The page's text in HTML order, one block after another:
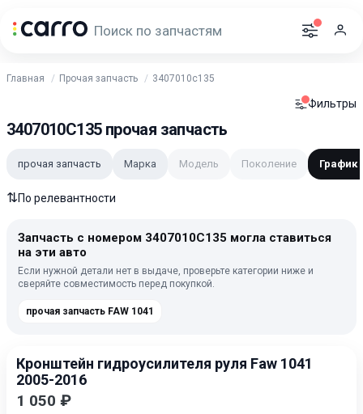
Главная Прочая запчасть 3407010c135
Фильтры
3407010C135 прочая запчасть
прочая запчасть Марка Модель Поколение График
⇅По релевантности
Запчасть с номером 3407010C135 могла ставиться
на эти авто
Если нужной детали нет в выдаче, проверьте категории ниже и
сверяйте совместимость перед покупкой.
прочая запчасть FAW 1041
Кронштейн гидроусилителя руля Faw 1041
2005-2016
1 050 ₽